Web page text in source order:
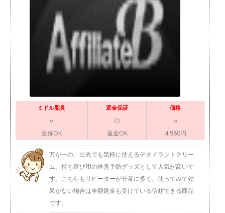
ミドル脂臭 返金保証 価格
○
全身OK
◎
返金OK
○
4,980円
万が一の、出先でも気軽に使えるデオドラントクリー
ム。持ち運び用の体臭予防グッズとして人気が高いで
す。こちらもリピーターが非常に多く、使ってみて効
果がない場合は全額返金も受けている信頼できる商品
です。